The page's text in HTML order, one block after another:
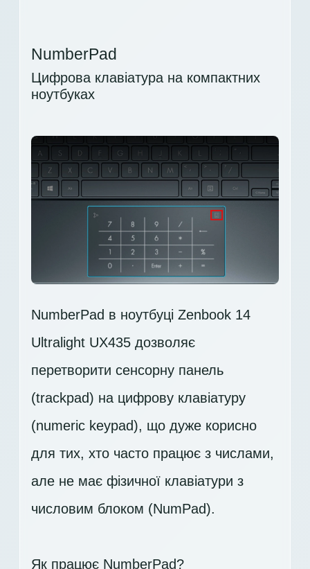
NumberPad
Цифрова клавіатура на компактних
ноутбуках
NumberPad в ноутбуці Zenbook 14
Ultralight UX435 дозволяє
перетворити сенсорну панель
(trackpad) на цифрову клавіатуру
(numeric keypad), що дуже корисно
для тих, хто часто працює з числами,
але не має фізичної клавіатури з
числовим блоком (NumPad).
Як працює NumberPad?